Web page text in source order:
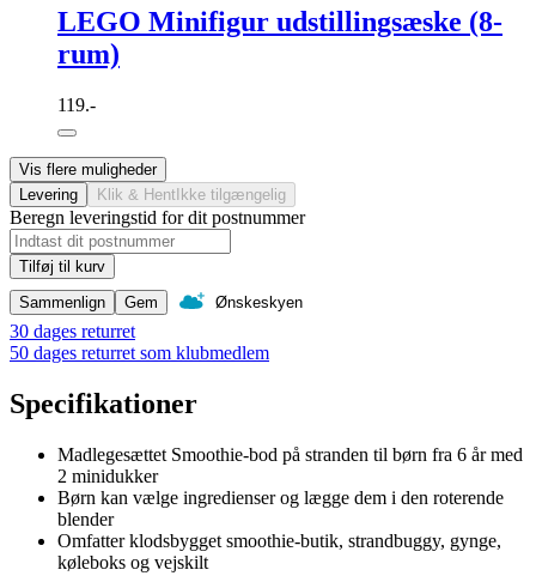
LEGO Minifigur udstillingsæske (8-
rum)
119.-
Vis flere muligheder
Levering
Klik & Hent Ikke tilgængelig
Beregn leveringstid for dit postnummer
Tilføj til kurv
Sammenlign
Gem Ønskeskyen
30 dages returret
50 dages returret som klubmedlem
Specifikationer
Madlegesættet Smoothie-bod på stranden til børn fra 6 år med
2 minidukker
Børn kan vælge ingredienser og lægge dem i den roterende
blender
Omfatter klodsbygget smoothie-butik, strandbuggy, gynge,
køleboks og vejskilt